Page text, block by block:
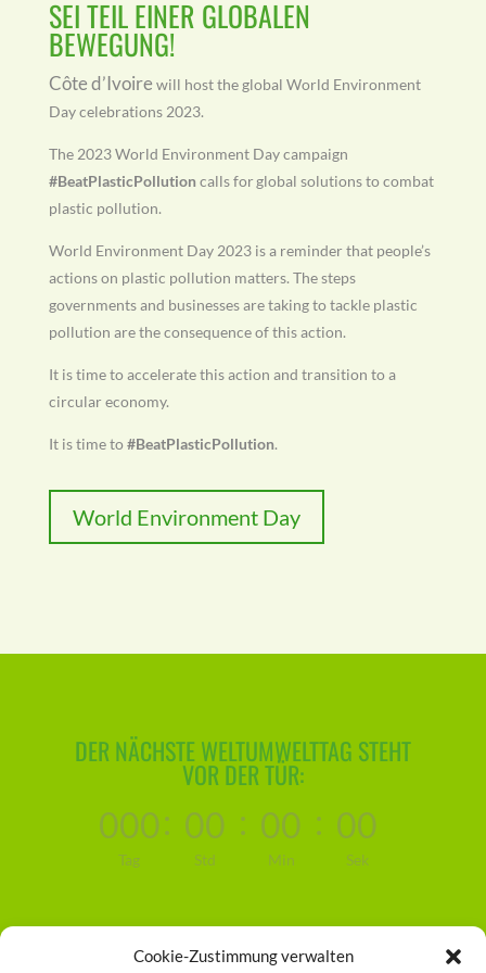
Cookie-Zustimmung verwalten
SEI TEIL EINER GLOBALEN
BEWEGUNG!
Côte d’Ivoire will host the global World Environment
Day celebrations 2023.
The 2023 World Environment Day campaign
#BeatPlasticPollution calls for global solutions to combat
plastic pollution.
World Environment Day 2023 is a reminder that people’s
actions on plastic pollution matters. The steps
governments and businesses are taking to tackle plastic
pollution are the consequence of this action.
It is time to accelerate this action and transition to a
circular economy.
It is time to#BeatPlasticPollution.
World Environment Day
DER NÄCHSTE WELTUMWELTTAG STEHT
VOR DER TÜR:
000
Tag
: 00
Std
: 00
Min
: 00
Sek